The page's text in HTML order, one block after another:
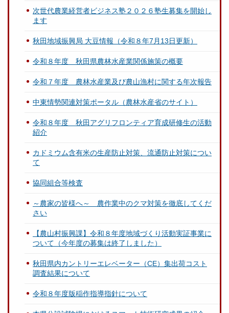
次世代農業経営者ビジネス塾２０２６塾生募集を開始し
ます
秋田地域振興局 大豆情報（令和８年7月13日更新）
令和８年度 秋田県農林水産業関係施策の概要
令和７年度 農林水産業及び農山漁村に関する年次報告
中東情勢関連対策ポータル（農林水産省のサイト）
令和８年度 秋田アグリフロンティア育成研修生の活動
紹介
カドミウム含有米の生産防止対策、流通防止対策につい
て
協同組合等検査
～農家の皆様へ～ 農作業中のクマ対策を徹底してくだ
さい
【農山村振興課】令和８年度地域づくり活動実証事業に
ついて（今年度の募集は終了しました）
秋田県内カントリーエレベーター（CE）集出荷コスト
調査結果について
令和８年度版稲作指導指針について